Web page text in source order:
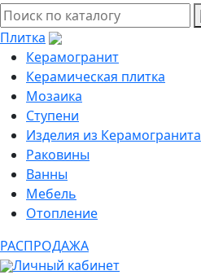
Плитка
Керамогранит
Керамическая плитка
Мозаика
Ступени
Изделия из Керамогранита
Раковины
Ванны
Мебель
Отопление
РАСПРОДАЖА
Личный кабинет